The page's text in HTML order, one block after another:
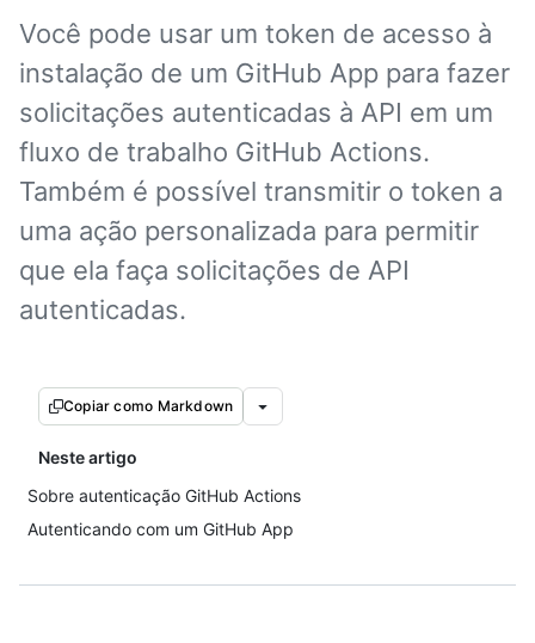
Você pode usar um token de acesso à
instalação de um GitHub App para fazer
solicitações autenticadas à API em um
fluxo de trabalho GitHub Actions.
Também é possível transmitir o token a
uma ação personalizada para permitir
que ela faça solicitações de API
autenticadas.
Copiar como Markdown
Neste artigo
Sobre autenticação GitHub Actions
Autenticando com um GitHub App